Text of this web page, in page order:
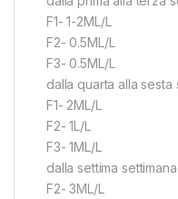
F1- 1-2ML/L
F2- 0.5ML/L
F3- 0.5ML/L
dalla quarta alla sesta
F1- 2ML/L
F2- 1L/L
F3- 1ML/L
dalla settima
F2- 3ML/L